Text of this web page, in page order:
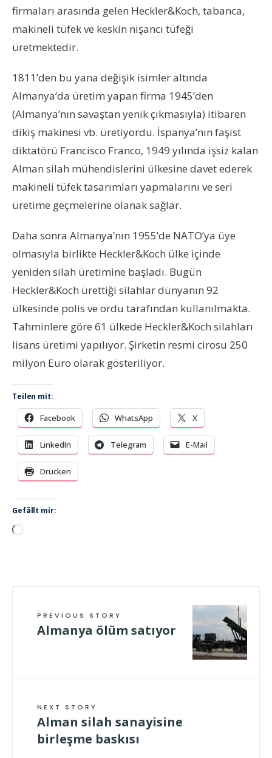
firmaları arasında gelen Heckler&Koch, tabanca,
makineli tüfek ve keskin nişancı tüfeği
üretmektedir.
1811’den bu yana değişik isimler altında
Almanya’da üretim yapan firma 1945’den
(Almanya’nın savaştan yenik çıkmasıyla) itibaren
dikiş makinesi vb. üretiyordu. İspanya’nın faşist
diktatörü Francisco Franco, 1949 yılında işsiz kalan
Alman silah mühendislerini ülkesine davet ederek
makineli tüfek tasarımları yapmalarını ve seri
üretime geçmelerine olanak sağlar.
Daha sonra Almanya’nın 1955’de NATO’ya üye
olmasıyla birlikte Heckler&Koch ülke içinde
yeniden silah üretimine başladı. Bugün
Heckler&Koch ürettiği silahlar dünyanın 92
ülkesinde polis ve ordu tarafından kullanılmakta.
Tahminlere göre 61 ülkede Heckler&Koch silahları
lisans üretimi yapılıyor. Şirketin resmi cirosu 250
milyon Euro olarak gösteriliyor.
Teilen mit:
Facebook WhatsApp X
LinkedIn Telegram E-Mail
Drucken
Gefällt mir:
Wird
PREVIOUS STORY
Almanya ölüm satıyor
NEXT STORY
Alman silah sanayisine
birleşme baskısı